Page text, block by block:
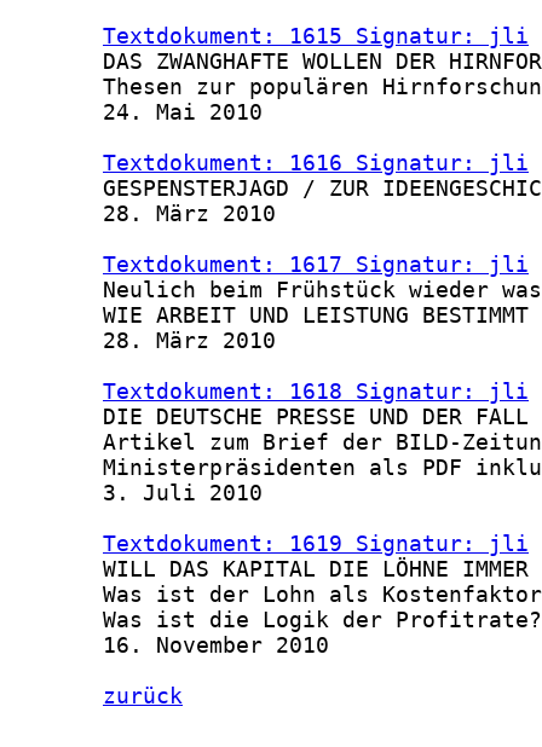
Textdokument: 1615 Signatur: jli
DAS ZWANGHAFTE WOLLEN DER
Thesen zur populären
       24. Mai 2010
Textdokument: 1616 Signatur: jli
GESPENSTERJAGD / ZUR
       28. März 2010
Textdokument: 1617 Signatur: jli
Neulich beim Frühstück wieder
WIE ARBEIT UND LEISTUNG BESTIMMT
       28. März 2010
Textdokument: 1618 Signatur: jli
DIE DEUTSCHE PRESSE UND DER FALL
Artikel zum Brief der BILD-
Ministerpräsidenten als PDF
       3. Juli 2010
Textdokument: 1619 Signatur: jli
WILL DAS KAPITAL DIE LÖHNE IMMER
Was ist der Lohn als
       Was ist die Logik der Profitrate?
       16. November 2010
zurück